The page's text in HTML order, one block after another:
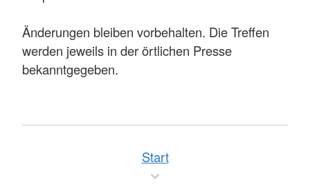
Änderungen bleiben vorbehalten. Die Treffen
werden jeweils in der örtlichen Presse
bekanntgegeben.
Start